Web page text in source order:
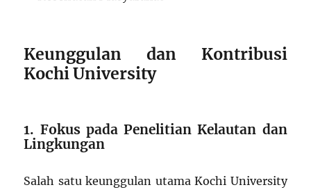
Keunggulan dan Kontribusi
Kochi University
1. Fokus pada Penelitian Kelautan dan
Lingkungan
Salah satu keunggulan utama Kochi University